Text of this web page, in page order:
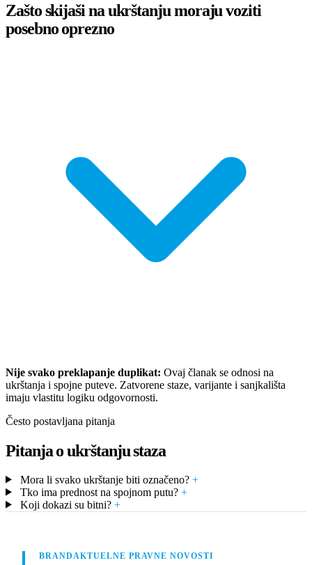
Zašto skijaši na ukrštanju moraju voziti
posebno oprezno
Nije svako preklapanje duplikat: Ovaj članak se odnosi na
ukrštanja i spojne puteve. Zatvorene staze, varijante i sanjkališta
imaju vlastitu logiku odgovornosti.
Često postavljana pitanja
Pitanja o ukrštanju staza
Mora li svako ukrštanje biti označeno? +
Tko ima prednost na spojnom putu? +
Koji dokazi su bitni? +
BRANDAKTUELNE PRAVNE NOVOSTI